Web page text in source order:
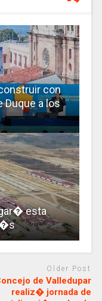
con
a los
esta
Older Post
de Valledupar
realiz� jornada de